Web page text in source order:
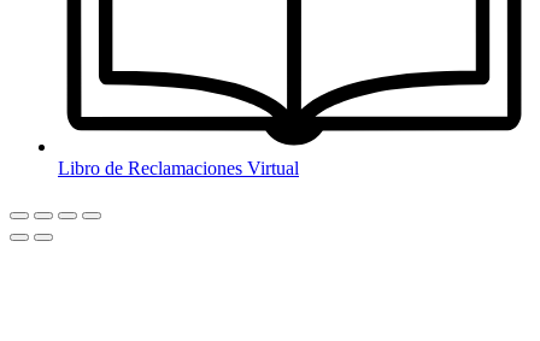
Libro de Reclamaciones Virtual